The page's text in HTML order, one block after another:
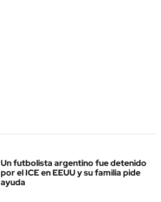
Un futbolista argentino fue detenido
por el ICE en EEUU y su familia pide
ayuda